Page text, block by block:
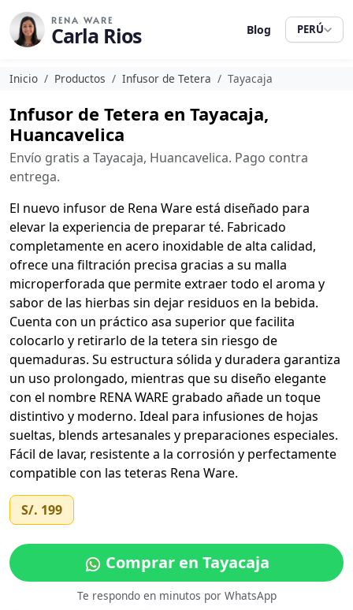
RENA WARE
Carla Rios Blog PERÚ
Inicio Productos Infusor de Tetera Tayacaja
Infusor de Tetera en Tayacaja,
Huancavelica
Envío gratis a Tayacaja, Huancavelica. Pago contra
entrega.
El nuevo infusor de Rena Ware está diseñado para
elevar la experiencia de preparar té. Fabricado
completamente en acero inoxidable de alta calidad,
ofrece una filtración precisa gracias a su malla
microperforada que permite extraer todo el aroma y
sabor de las hierbas sin dejar residuos en la bebida.
Cuenta con un práctico asa superior que facilita
colocarlo y retirarlo de la tetera sin riesgo de
quemaduras. Su estructura sólida y duradera garantiza
un uso prolongado, mientras que su diseño elegante
con el nombre RENA WARE grabado añade un toque
distintivo y moderno. Ideal para infusiones de hojas
sueltas, blends artesanales y preparaciones especiales.
Fácil de lavar, resistente a la corrosión y perfectamente
compatible con las teteras Rena Ware.
S/. 199
Comprar en Tayacaja
Te respondo en minutos por WhatsApp